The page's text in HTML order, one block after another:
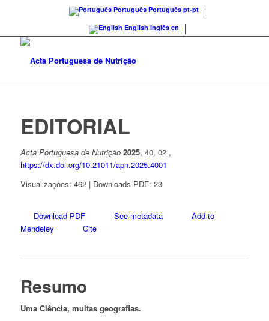
Português Português pt-pt
English Inglês en
EDITORIAL
Acta Portuguesa de Nutrição 2025, 40, 02 ,
https://dx.doi.org/10.21011/apn.2025.4001
Visualizações: 462 | Downloads PDF: 23
Download PDF See metadata
Add to
Mendeley
Cite
Resumo
Uma Ciência, muitas geografias.